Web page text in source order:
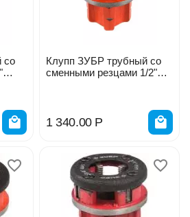
со
Клупп ЗУБР трубный со
сменными резцами 1/2"
1 340.00 Р